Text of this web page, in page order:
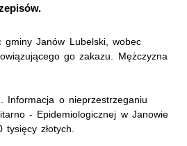
gminy Janów Lubelski, wobec
go zakazu. Mężczyzna
Informacja o nieprzestrzeganiu
- Epidemiologicznej w Janowie
tysięcy złotych.